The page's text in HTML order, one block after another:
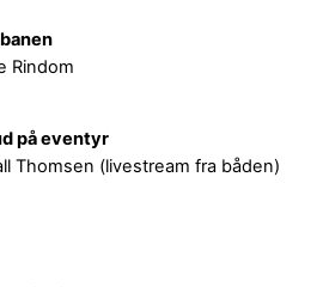
Rindom
på eventyr
Thomsen (livestream fra båden)